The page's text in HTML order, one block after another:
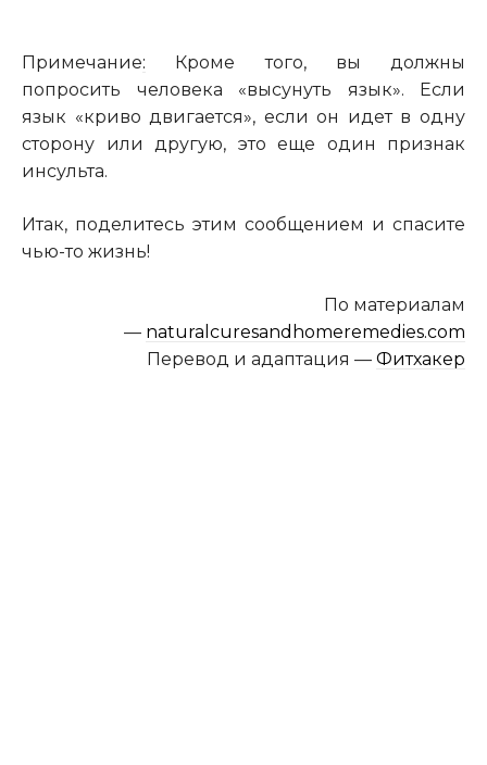
Примечание: Кроме того, вы должны
попросить человека «высунуть язык». Если
язык «криво двигается», если он идет в одну
сторону или другую, это еще один признак
инсульта.
Итак, поделитесь этим сообщением и спасите
чью-то жизнь!
По материалам
— naturalcuresandhomeremedies.com
Перевод и адаптация — Фитхакер